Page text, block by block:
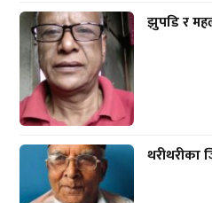
झुपडि र
थरीथरीका